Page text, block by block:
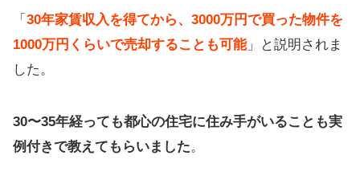
「 30年家賃収入を得てから、3000万円で買った物件を
1000万円くらいで売却することも可能」と説明されま
した。
30〜35年経っても都心の住宅に住み手がいることも実
例付きで教えてもらいました。